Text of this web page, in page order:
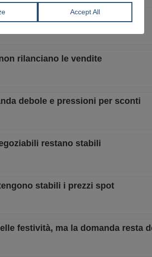
Galati
rilanciano le vendite
debole e pressioni per sconti
restano stabili
stabili i prezzi spot
festività, ma la domanda resta